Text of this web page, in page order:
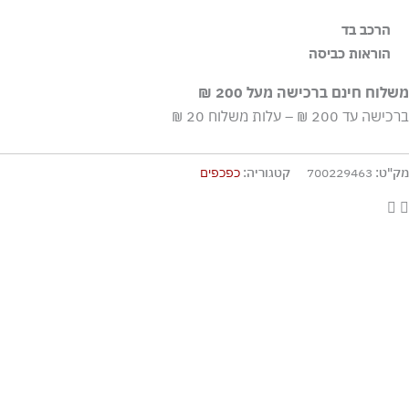
הרכב בד
100% פוליוינילכלוריד
הוראות כביסה
משלוח חינם ברכישה מעל 200 ₪
ברכישה עד 200 ₪ – עלות משלוח 20 ₪
מק"ט: 700229463 קטגוריה: כפכפים